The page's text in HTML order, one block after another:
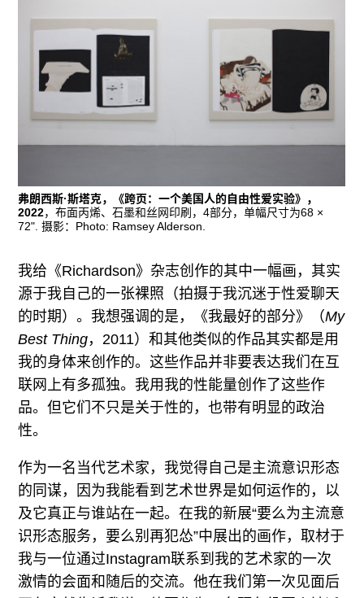
弗朗西斯·斯塔克，《跨页：一个美国人的自由性爱实验》，
2022，布面丙烯、石墨和丝网印刷，4部分，单幅尺寸为68 ×
72". 摄影：Photo: Ramsey Alderson.
我给《Richardson》杂志创作的其中一幅画，其实
源于我自己的一张裸照（拍摄于我沉迷于性爱聊天
的时期）。我想强调的是，《我最好的部分》（My
Best Thing，2011）和其他类似的作品其实都是用
我的身体来创作的。这些作品并非要表达我们在互
联网上有多孤独。我用我的性能量创作了这些作
品。但它们不只是关于性的，也带有明显的政治
性。
作为一名当代艺术家，我觉得自己是主流意识形态
的同谋，因为我能看到艺术世界是如何运作的，以
及它真正与谁站在一起。在我的新展“要么为主流意
识形态服务，要么别再犯怂”中展出的画作，取材于
我与一位通过Instagram联系到我的艺术家的一次
激情的会面和随后的交流。他在我们第一次见面后